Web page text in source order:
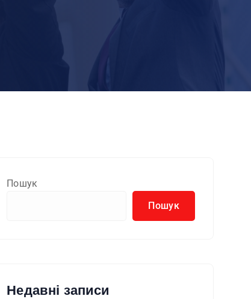
Пошук
Пошук
Недавні записи